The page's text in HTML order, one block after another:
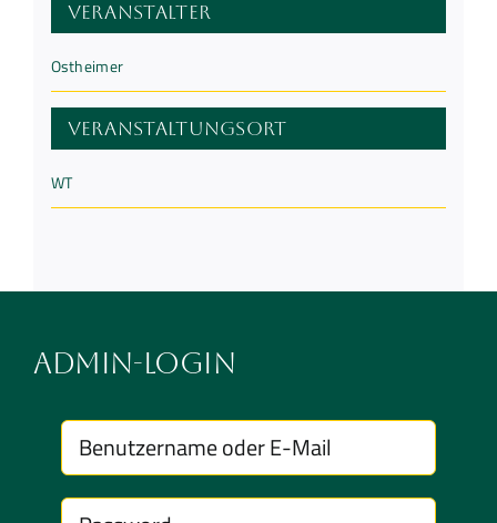
Veranstaltungsort
WT
Veranstalter
Ostheimer
Admin-Login